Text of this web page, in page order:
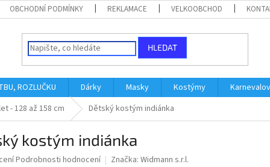
OBCHODNÍ PODMÍNKY REKLAMACE VELKOOBCHOD
HLEDAT
ROZLUČKU Dárky Masky Kostýmy
- 128 až 158 cm Dětský kostým indiánka
kostým indiánka
Podrobnosti hodnocení Značka: Widmann s.r.l.